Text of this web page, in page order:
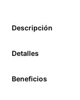
Descripción
Detalles
Beneficios